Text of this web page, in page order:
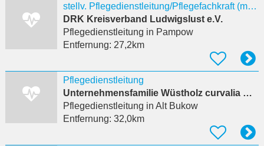
stellv. Pflegedienstleitung/Pflegefachkraft (m/w/d) Sozialstation Pampow
DRK Kreisverband Ludwigslust e.V.
Pflegedienstleitung in Pampow
Entfernung: 27,2km
Pflegedienstleitung
Unternehmensfamilie Wüstholz curvalia GmbH
Pflegedienstleitung in Alt Bukow
Entfernung: 32,0km